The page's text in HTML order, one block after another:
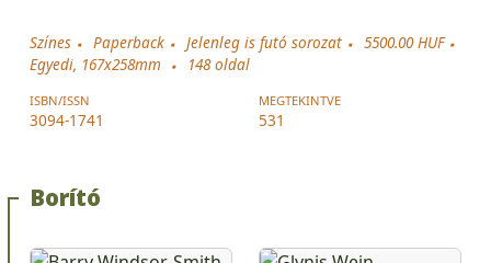
Színes Paperback Jelenleg is futó sorozat
5500.00 HUF
Egyedi, 167x258mm
148oldal
ISBN/ISSN
3094-1741
MEGTEKINTVE
531
Borító